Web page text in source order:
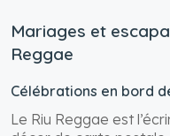
Mariages et
Reggae
Célébrations en bord
Le Riu Reggae est